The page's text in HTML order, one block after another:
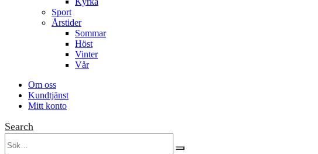
Sport
Årstider
Sommar
Höst
Vinter
Vår
Om oss
Kundtjänst
Mitt konto
Search